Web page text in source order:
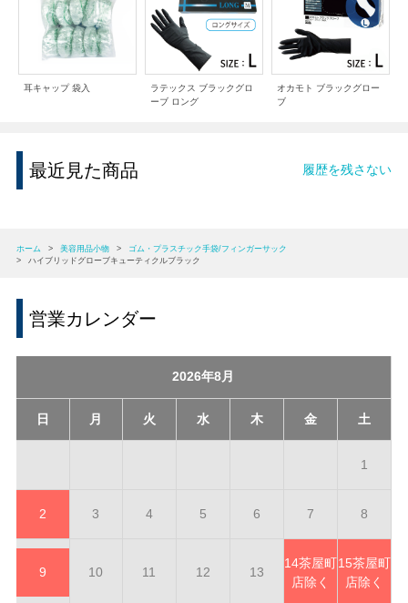
耳キャップ 袋入
ラテックス ブラックグロ
ーブ ロング
オカモト ブラックグロー
ブ
最近見た商品 履歴を残さない
ホーム > 美容用品小物 >
ゴム・プラスチック手袋/フィンガーサック
>
ハイブリッドグローブキューティクルブラック
営業カレンダー
2026年8月
日 月 火 水 木 金 土
1
2 3 4 5 6 7 8
9 10 11 12 13
14茶屋町
店除く
15茶屋町
店除く